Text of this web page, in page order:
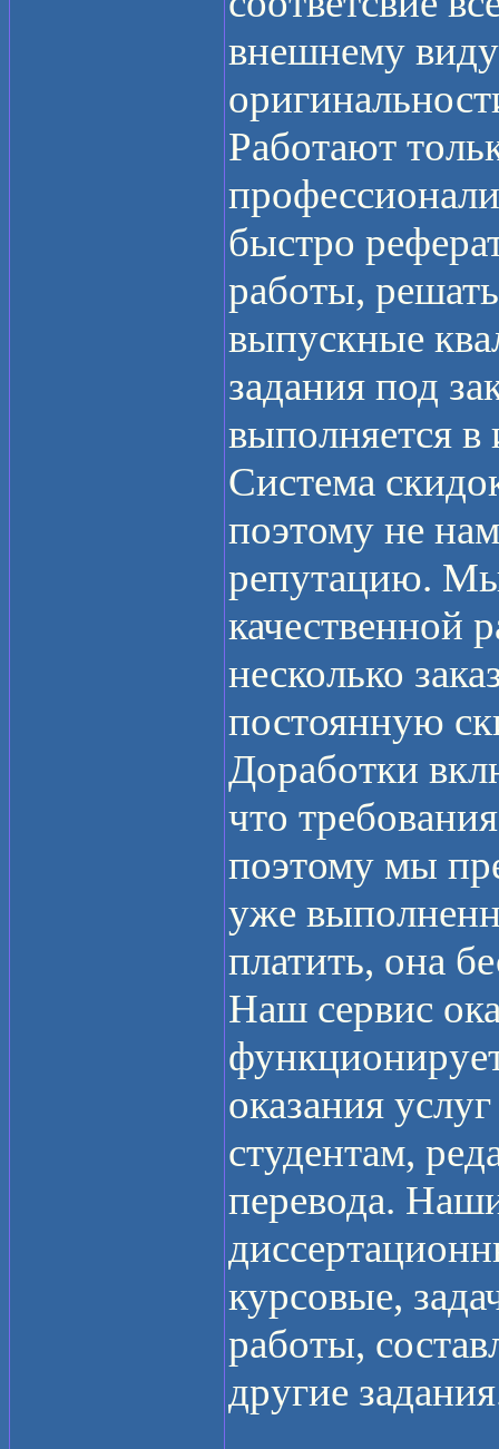
внешнему
Работают
быстро
работы,
выпускные
задания под
выполняется
Система
поэтому не
репутацию. Мы
качественной
несколько
постоянную
Доработки
что
поэтому мы
уже
платить, она
Наш сервис
оказания
студентам,
перевода.
курсовые,
работы,
другие